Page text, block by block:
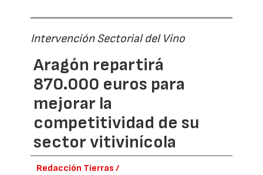
Intervención Sectorial del Vino
Aragón repartirá
870.000 euros para
mejorar la
competitividad de su
sector vitivinícola
Redacción Tierras /